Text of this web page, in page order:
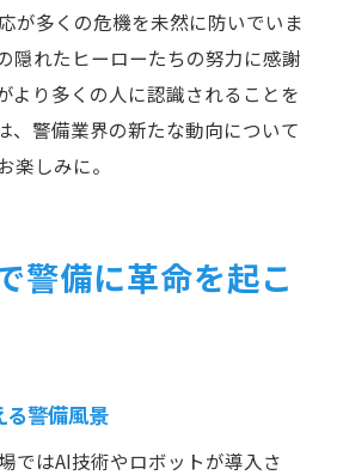
が多くの危機を未然に防いでいま
隠れたヒーローたちの努力に感謝
より多くの人に認識されることを
、警備業界の新たな動向について
楽しみに。
警備に革命を起こ
警備風景
ではAI技術やロボットが導入さ